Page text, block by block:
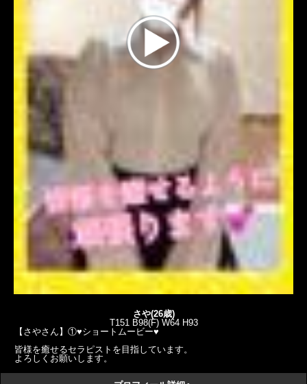
さや(26歳)
T151 B98(F) W64 H93
【さやさん】①♥️ショートムービー♥️
皆様を癒せるセラピストを目指しています。
よろしくお願いします。